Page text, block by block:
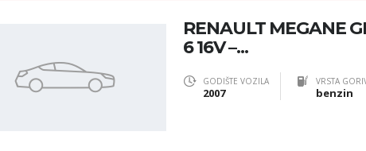
RENAULT MEGANE
6 16V –...
GODIŠTE VOZILA
2007
VRSTA
benzin